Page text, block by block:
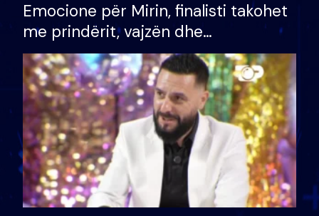
Emocione për Mirin, finalisti takohet
me prindërit, vajzën dhe
bashkëshorten: S’kemi ndonjë letër
divorci apo jo?